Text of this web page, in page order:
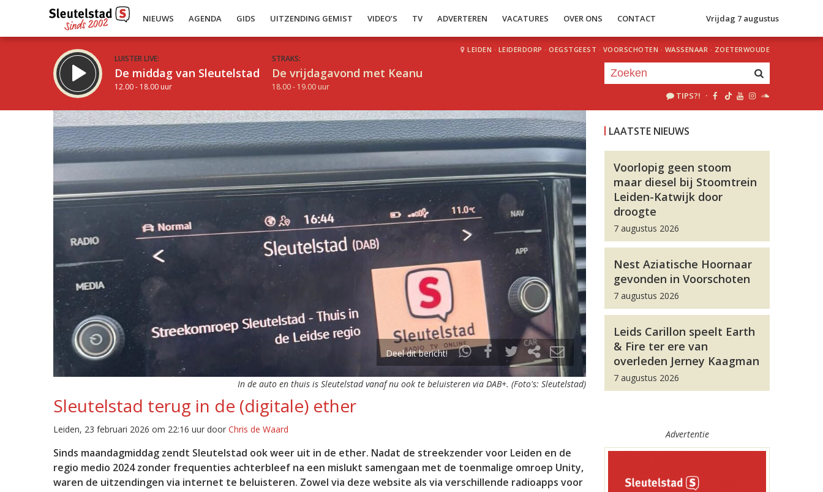
NIEUWS AGENDA GIDS UITZENDING GEMIST VIDEO’S TV ADVERTEREN VACATURES OVER ONS CONTACT Vrijdag 7 augustus
LUISTER LIVE:
De middag van Sleutelstad
12.00 - 18.00 uur
STRAKS:
De vrijdagavond met Keanu
18.00 - 19.00 uur
LEIDEN · LEIDERDORP · OEGSTGEEST · VOORSCHOTEN · WASSENAAR · ZOETERWOUDE
TIPS?! ·
Deel dit bericht!
In de auto en thuis is Sleutelstad vanaf nu ook te beluisteren via DAB+. (Foto's: Sleutelstad)
Sleutelstad terug in de (digitale) ether
Leiden, 23 februari 2026 om 22:16 uur door Chris de Waard
Sinds maandagmiddag zendt Sleutelstad ook weer uit in de ether. Nadat de streekzender voor Leiden en de
regio medio 2024 zonder frequenties achterbleef na een mislukt samengaan met de toenmalige omroep Unity,
waren de uitzendingen via internet te beluisteren. Zowel via deze website als via verschillende radioapps voor
LAATSTE NIEUWS
Voorlopig geen stoom
maar diesel bij Stoomtrein
Leiden-Katwijk door
droogte
7 augustus 2026
Nest Aziatische Hoornaar
gevonden in Voorschoten
7 augustus 2026
Leids Carillon speelt Earth
& Fire ter ere van
overleden Jerney Kaagman
7 augustus 2026
Advertentie